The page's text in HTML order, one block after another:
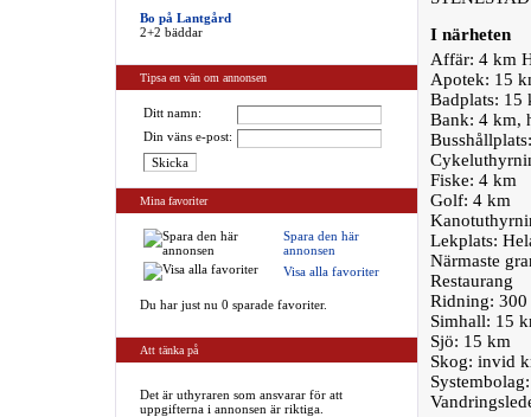
Bo på Lantgård
2+2 bäddar
Tipsa en vän om annonsen
Ditt namn:
Din väns e-post:
Mina favoriter
Spara den här
annonsen
Visa alla favoriter
Du har just nu 0 sparade favoriter.
Att tänka på
Det är uthyraren som ansvarar för att
uppgifterna i annonsen är riktiga.
I närheten
Affär: 4 km
Apotek: 15
Badplats: 15
Bank: 4 km,
Fiske: 4 km
Golf: 4 km
Lekplats:
Närmaste
Restaurang
Ridning: 300
Simhall: 15
Sjö: 15 km
Skog: invid